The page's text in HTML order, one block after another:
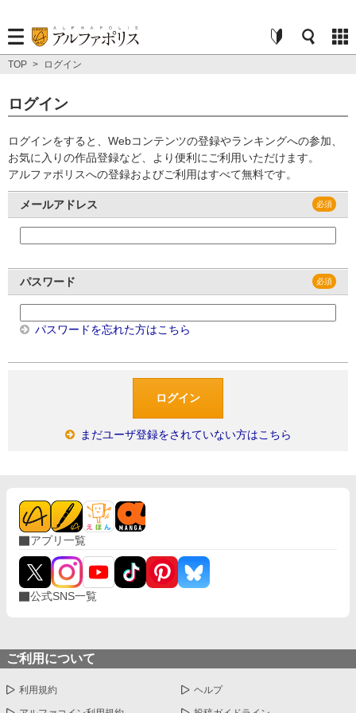
TOP > ログイン
ログイン
ログインをすると、Webコンテンツの登録やランキングへの参加、
お気に入りの作品登録など、より便利にご利用いただけます。
アルファポリスへの登録およびご利用はすべて無料です。
メールアドレス
パスワード
パスワードを忘れた方はこちら
まだユーザ登録をされていない方はこちら
アプリ一覧
公式SNS一覧
ご利用について
利用規約 ヘルプ